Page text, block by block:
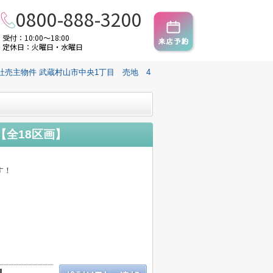
0800-888-3200
受付：10:00～18:00
定休日：火曜日・水曜日
売主物件 武蔵村山市中央1丁目 売地 4
18区画】